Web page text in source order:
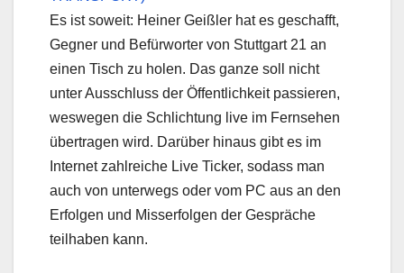
Es ist soweit: Heiner Geißler hat es geschafft,
Gegner und Befürworter von Stuttgart 21 an
einen Tisch zu holen. Das ganze soll nicht
unter Ausschluss der Öffentlichkeit passieren,
weswegen die Schlichtung live im Fernsehen
übertragen wird. Darüber hinaus gibt es im
Internet zahlreiche Live Ticker, sodass man
auch von unterwegs oder vom PC aus an den
Erfolgen und Misserfolgen der Gespräche
teilhaben kann.